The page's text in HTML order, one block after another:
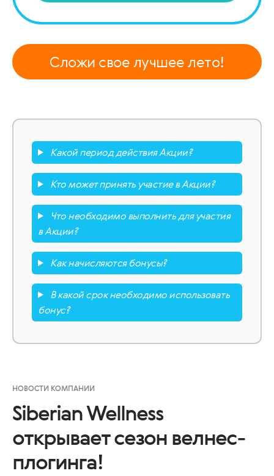
Сложи свое лучшее лето!
Какой период действия Акции?
Кто может принять участие в Акции?
Что необходимо выполнить для участия
в Акции?
Как начисляются бонусы?
В какой срок необходимо использовать
бонус?
НОВОСТИ КОМПАНИИ
Siberian Wellness
открывает сезон велнес-
плогинга!